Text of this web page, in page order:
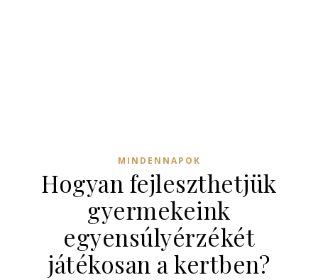
MINDENNAPOK
Hogyan fejleszthetjük
gyermekeink
egyensúlyérzékét
játékosan a kertben?